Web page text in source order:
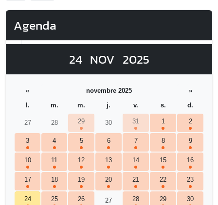
Agenda
24 NOV 2025
« novembre 2025
»
l.
m. m. j. v. s. d.
27 28 29 30 31 1 2
3 4 5 6 7 8 9
10 11 12 13 14 15 16
17 18 19 20 21 22 23
24 25 26 27 28 29 30